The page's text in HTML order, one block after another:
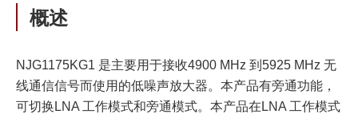
概述
NJG1175KG1 是主要用于接收4900 MHz 到5925 MHz 无
线通信信号而使用的低噪声放大器。本产品有旁通功能，
可切换LNA 工作模式和旁通模式。本产品在LNA 工作模式